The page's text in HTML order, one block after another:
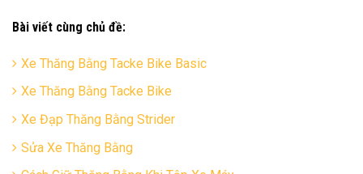
Bài viết cùng chủ đề:
Xe Thăng Bằng Tacke Bike Basic
Xe Thăng Bằng Tacke Bike
Xe Đạp Thăng Bằng Strider
Sửa Xe Thăng Bằng